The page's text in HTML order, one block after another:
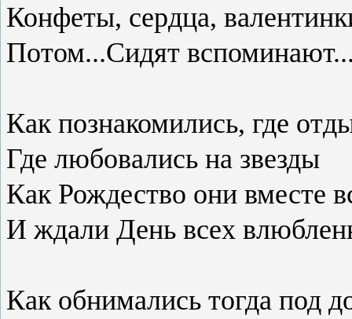
Конфеты, сердца,
Потом...Сидят
Как познакомились, где
Где любовались на звезды
Как Рождество они вместе
И ждали День всех
Как обнимались тогда под